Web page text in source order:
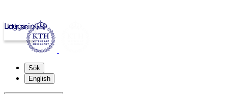
kth.se
Logga in
Sök
English